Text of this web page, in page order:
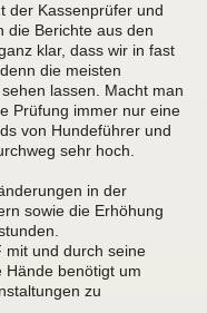
der Kassenprüfer und
die Berichte aus den
klar, dass wir in fast
die meisten
lassen. Macht man
Prüfung immer nur eine
von Hundeführer und
sehr hoch.
in der
sowie die Erhöhung
mit und durch seine
Hände benötigt um
zu